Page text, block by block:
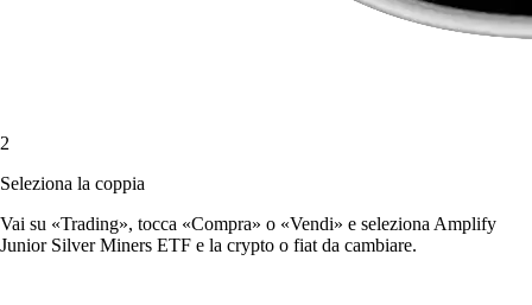
2
Seleziona la coppia
Vai su «Trading», tocca «Compra» o «Vendi» e seleziona Amplify
Junior Silver Miners ETF e la crypto o fiat da cambiare.